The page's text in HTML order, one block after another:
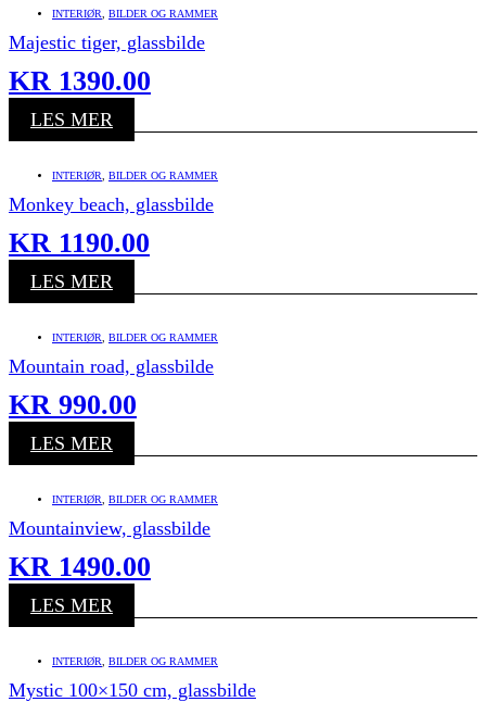
INTERIØR BILDER OG RAMMER
Majestic tiger, glassbilde
KR 1390.00
LES MER
INTERIØR BILDER OG RAMMER
Monkey beach, glassbilde
KR 1190.00
LES MER
INTERIØR BILDER OG RAMMER
Mountain road, glassbilde
KR 990.00
LES MER
INTERIØR BILDER OG RAMMER
Mountainview, glassbilde
KR 1490.00
LES MER
INTERIØR BILDER OG RAMMER
Mystic 100×150 cm, glassbilde